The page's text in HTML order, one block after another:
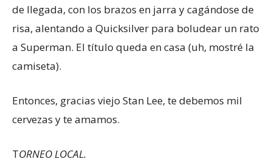
de llegada, con los brazos en jarra y cagándose de
risa, alentando a Quicksilver para boludear un rato
a Superman. El título queda en casa (uh, mostré la
camiseta).
Entonces, gracias viejo Stan Lee, te debemos mil
cervezas y te amamos.
TORNEO LOCAL.